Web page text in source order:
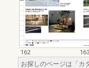
162
163
お探しのページは「カ